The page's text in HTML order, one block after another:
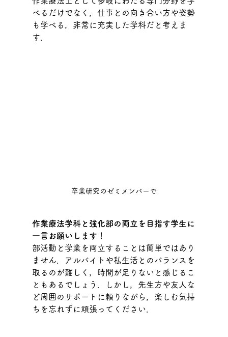
べるだけでなく，仕事との向き合い方や姿勢
も学べる，非常に充実した学科だと考えま
す．
卒業研究のゼミメンバーで
作業療法学科と強化部の両立を目指す学生に
一言お願いします！
部活動と学業を両立することは簡単ではあり
ません．アルバイトや私生活とのバランスを
取るのが難しく，時間が足りないと感じるこ
ともあるでしょう．しかし，先生方や友人な
ど周囲のサポートに頼りながら，楽しむ気持
ちを忘れずに頑張ってください．